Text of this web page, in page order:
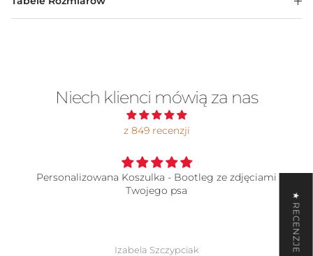
Niech klienci mówią za nas
z 849 recenzji
Personalizowana Koszulka - Bootleg ze zdjęciami
Twojego psa
Izabela Szczypciak ★ RECENZJE